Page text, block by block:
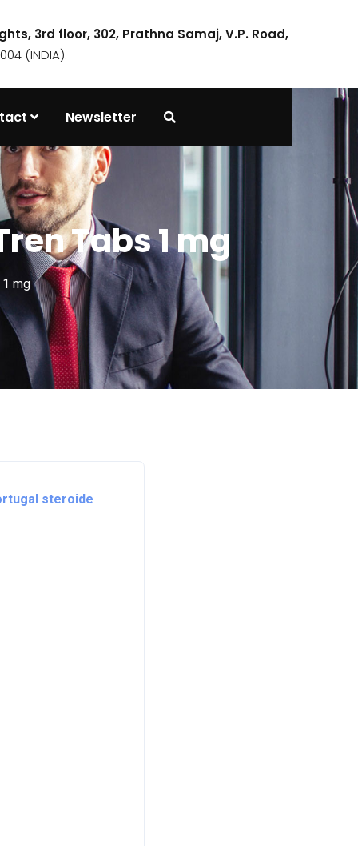
3rd floor, 302, Prathna Samaj, V.P. Road,
(INDIA).
Newsletter
Tabs 1 mg
mg
steroide